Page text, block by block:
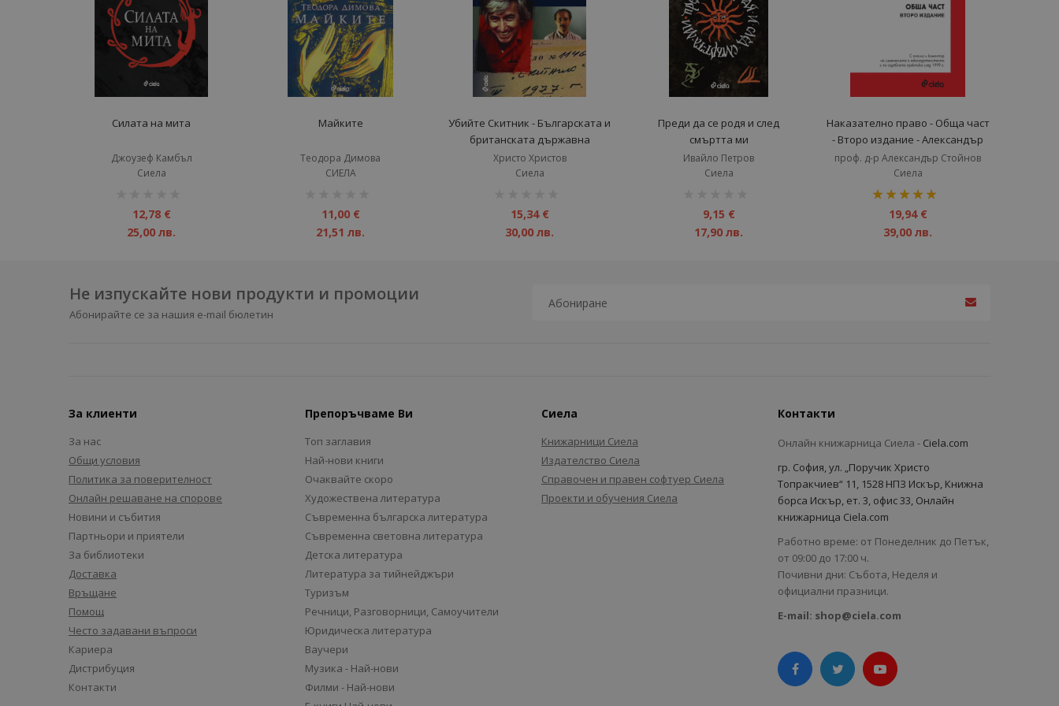
Силата на мита
Джоузеф Камбъл
Сиела
12,78 €
25,00 лв.
Майките
Теодора Димова
СИЕЛА
11,00 €
21,51 лв.
Убийте Скитник - Българската и
британската държавна
политика по случая Георги
Марков
Христо Христов
Сиела
15,34 €
30,00 лв.
Преди да се родя и след
смъртта ми
Ивайло Петров
Сиела
9,15 €
17,90 лв.
Наказателно право - Обща част
- Второ издание - Александър
Стойнов
проф. д-р Александър Стойнов
Сиела
рейтинг:
100%19,94 €
39,00 лв.
Не изпускайте нови продукти и промоции
Абонирайте се за нашия e-mail бюлетин
За клиенти
За нас
Общи условия
Политика за поверителност
Онлайн решаване на спорове
Новини и събития
Партньори и приятели
За библиотеки
Доставка
Връщане
Помощ
Често задавани въпроси
Кариера
Дистрибуция
Контакти
Препоръчваме Ви
Топ заглавия
Най-нови книги
Очаквайте скоро
Художествена литература
Съвременна българска литература
Съвременна световна литература
Детска литература
Литература за тийнейджъри
Туризъм
Речници, Разговорници, Самоучители
Юридическа литература
Ваучери
Музика - Най-нови
Филми - Най-нови
Сиела
Книжарници Сиела
Издателство Сиела
Справочен и правен софтуер Сиела
Проекти и обучения Сиела
Контакти
Онлайн книжарница Сиела - Ciela.com
гр. София, ул. „Поручик Христо
Топракчиев“ 11, 1528 НПЗ Искър, Книжна
борса Искър, ет. 3, офис 33, Онлайн
книжарница Ciela.com
Работно време: от Понеделник до Петък,
от 09:00 до 17:00 ч.
Почивни дни: Събота, Неделя и
официални празници.
E-mail: shop@ciela.com